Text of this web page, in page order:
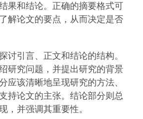
果和结论。正确的摘要格式可
解论文的要点，从而决定是否
讨引言、正文和结论的结构。
研究问题，并提出研究的背景
应该清晰地呈现研究的方法、
持论文的主张。结论部分则总
，并强调其重要性。